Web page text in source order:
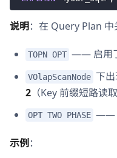
说明：在 Query Plan 中
TOPN OPT —— 启用
VOlapScanNode 下
2 （Key 前缀短路读取
OPT TWO PHASE ——
示例 ：